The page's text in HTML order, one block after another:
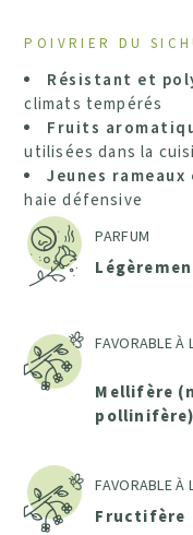
POIVRIER DU
Résistant et
climats tempérés
Fruits
utilisées dans la
Jeunes rameaux
haie défensive
PARFUM
FAVORABLE À
Mellifère
pollinifère)
FAVORABLE À
Fructifère